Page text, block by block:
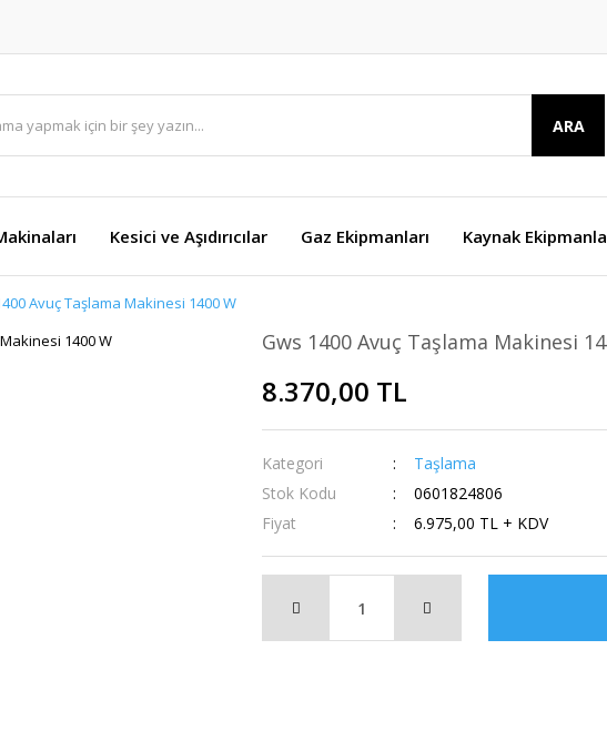
ARA
Kesici ve Aşıdırıcılar Gaz Ekipmanları Kaynak
Avuç Taşlama Makinesi 1400 W
Gws 1400 Avuç Taşlama Makinesi
8.370,00 TL
Kategori
Taşlama
Stok Kodu
0601824806
Fiyat
6.975,00 TL + KDV